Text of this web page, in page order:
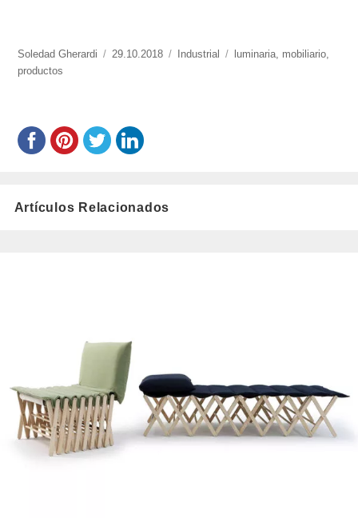
https://www.experimenta.es/author/soledad-
gherardi/
Soledad Gherardi
Publicado
29.10.2018 Categorías
Industrial Etiquetas
luminaria, mobiliario,
productos
Artículos Relacionados